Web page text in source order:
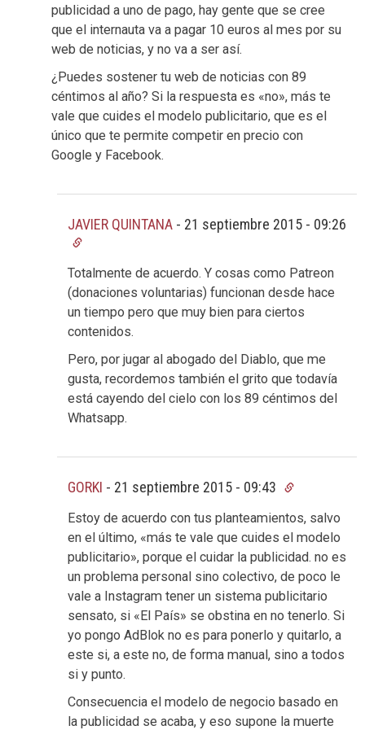
publicidad a uno de pago, hay gente que se cree
que el internauta va a pagar 10 euros al mes por su
web de noticias, y no va a ser así.
¿Puedes sostener tu web de noticias con 89
céntimos al año? Si la respuesta es «no», más te
vale que cuides el modelo publicitario, que es el
único que te permite competir en precio con
Google y Facebook.
JAVIER QUINTANA - 21 septiembre 2015 - 09:26
Totalmente de acuerdo. Y cosas como Patreon
(donaciones voluntarias) funcionan desde hace
un tiempo pero que muy bien para ciertos
contenidos.
Pero, por jugar al abogado del Diablo, que me
gusta, recordemos también el grito que todavía
está cayendo del cielo con los 89 céntimos del
Whatsapp.
GORKI - 21 septiembre 2015 - 09:43
Estoy de acuerdo con tus planteamientos, salvo
en el último, «más te vale que cuides el modelo
publicitario», porque el cuidar la publicidad. no es
un problema personal sino colectivo, de poco le
vale a Instagram tener un sistema publicitario
sensato, si «El País» se obstina en no tenerlo. Si
yo pongo AdBlok no es para ponerlo y quitarlo, a
este si, a este no, de forma manual, sino a todos
si y punto.
Consecuencia el modelo de negocio basado en
la publicidad se acaba, y eso supone la muerte